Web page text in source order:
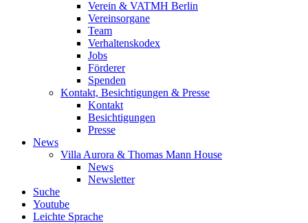
Verein & VATMH Berlin
Vereinsorgane
Team
Verhaltenskodex
Jobs
Förderer
Spenden
Kontakt, Besichtigungen & Presse
Kontakt
Besichtigungen
Presse
News
Villa Aurora & Thomas Mann House
News
Newsletter
Suche
Youtube
Leichte Sprache